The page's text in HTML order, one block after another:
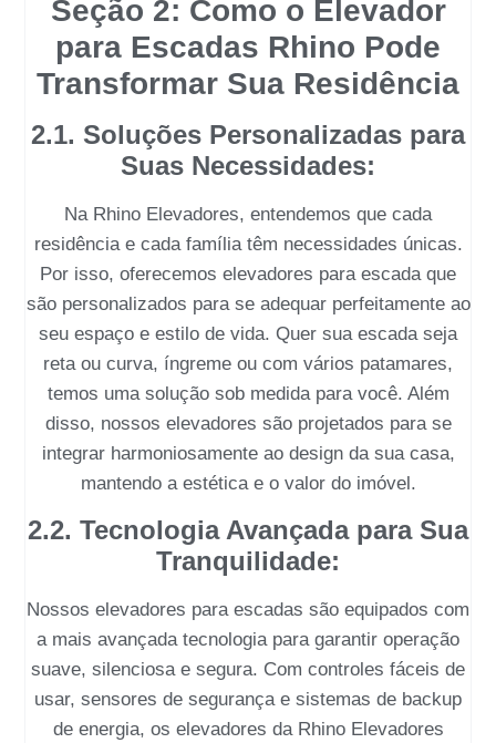
Seção 2: Como o Elevador
para Escadas Rhino Pode
Transformar Sua Residência
2.1. Soluções Personalizadas para
Suas Necessidades:
Na Rhino Elevadores, entendemos que cada
residência e cada família têm necessidades únicas.
Por isso, oferecemos elevadores para escadaque
são personalizados para se adequar perfeitamente ao
seu espaço e estilo de vida. Quer sua escada seja
reta ou curva, íngreme ou com vários patamares,
temos uma solução sob medida para você. Além
disso, nossos elevadores são projetados para se
integrar harmoniosamente ao design da sua casa,
mantendo a estética e o valor do imóvel.
2.2. Tecnologia Avançada para Sua
Tranquilidade:
Nossos elevadores para escadas são equipados com
a mais avançada tecnologia para garantir operação
suave, silenciosa e segura. Com controles fáceis de
usar, sensores de segurança e sistemas de backup
de energia, os elevadores da Rhino Elevadores